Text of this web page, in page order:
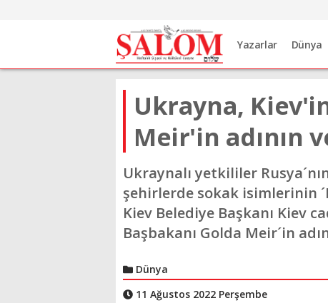
Yazarlar Dünya
Ukrayna,
Meir'in adının
Ukraynalı yetkililer
şehirlerde sokak isimlerinin
Kiev Belediye Başkanı Kiev
Başbakanı Golda Meir´in
Dünya
11 Ağustos 2022 Perşembe